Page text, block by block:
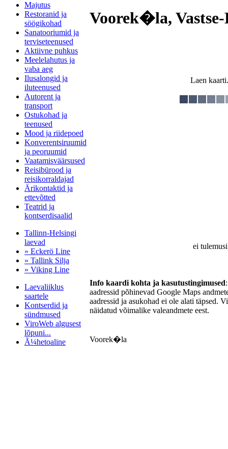
Majutus
Restoranid ja
söögikohad
Sanatooriumid ja
terviseteenused
Aktiivne puhkus
Meelelahutus ja
vaba aeg
Ilusalongid ja
iluteenused
Autorent ja
transport
Ostukohad ja
teenused
Mood ja riidepoed
Konverentsiruumid
ja peoruumid
Vaatamisväärsused
Reisibürood ja
reisikorraldajad
Ärikontaktid ja
ettevõtted
Teatrid ja
kontserdisaalid
Tallinn-Helsingi
laevad
» Eckerö Line
» Tallink Silja
» Viking Line
Laevaliiklus
saartele
Kontserdid ja
sündmused
ViroWeb algusest
lõpuni...
Ã¼hetoaline
Voorek�la,
Laen
ei
Info kaardi kohta ja kasutustingimused
aadressid põhinevad Google Maps
aadressid ja asukohad ei ole alati täpsed.
näidatud võimalike valeandmete eest.
Voorek�la